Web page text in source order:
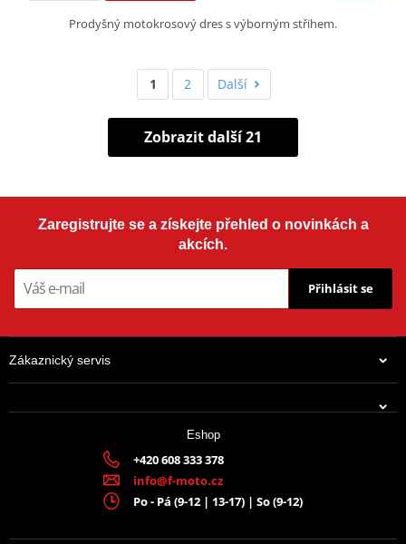
Prodyšný motokrosový dres s výborným střihem.
1 2 Další
Zobrazit další 21
Zaregistrujte se a získejte přehled o novinkách a
akcích.
Přihlásit se
Zákaznický servis
Eshop
+420 608 333 378
info@f-moto.cz
Po - Pá (9-12 | 13-17) | So (9-12)